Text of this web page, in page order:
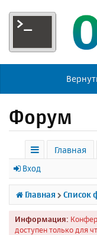
Форум
с
ы
л
к
Главная
Вход
Главная Список
Информация:
доступен только для